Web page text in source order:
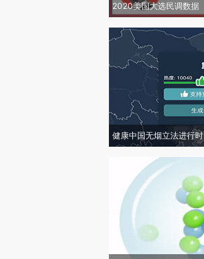
2020美国大选民调数据
健康中国无烟立法进行时